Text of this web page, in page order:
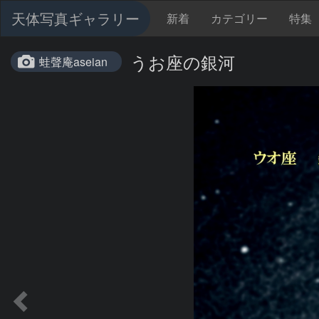
天体写真ギャラリー 新着 カテゴリー 特集
蛙聲庵aseian うお座の銀河